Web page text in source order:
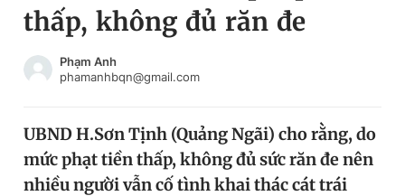
Chuyên mục khác
Chào ngày mới
Video Magazine
Tin đã xem
Đăng xuất
thấp, không đủ răn đe
Phạm Anh
phamanhbqn@gmail.com
UBND H.Sơn Tịnh (Quảng Ngãi) cho rằng, do
mức phạt tiền thấp, không đủ sức răn đe nên
nhiều người vẫn cố tình khai thác cát trái